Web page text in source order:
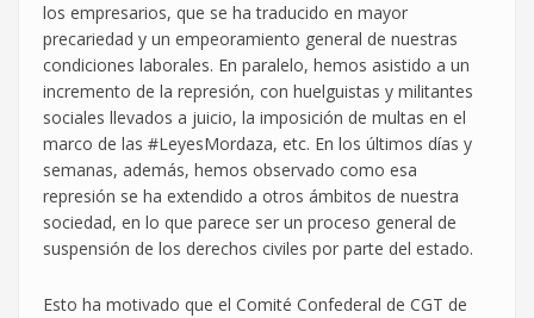
los empresarios, que se ha traducido en mayor
precariedad y un empeoramiento general de nuestras
condiciones laborales. En paralelo, hemos asistido a un
incremento de la represión, con huelguistas y militantes
sociales llevados a juicio, la imposición de multas en el
marco de las #LeyesMordaza, etc. En los últimos días y
semanas, además, hemos observado como esa
represión se ha extendido a otros ámbitos de nuestra
sociedad, en lo que parece ser un proceso general de
suspensión de los derechos civiles por parte del estado.
Esto ha motivado que el Comité Confederal de CGT de